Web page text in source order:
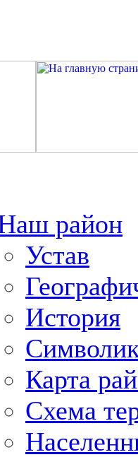
район
Устав
История
Карта
Схема